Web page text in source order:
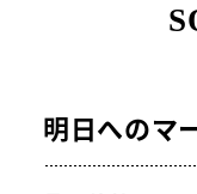
明日へのマ